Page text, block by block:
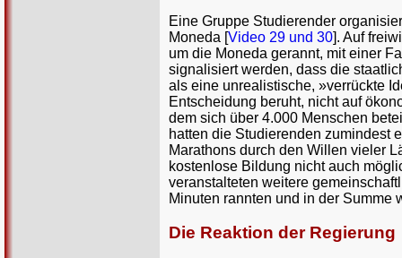
Eine Gruppe Studierender
Moneda [Video 29 und 30]. Auf
um die Moneda gerannt, mit einer
signalisiert werden, dass die
als eine unrealistische, »verrückte
Entscheidung beruht, nicht auf
dem sich über 4.000 Menschen
hatten die Studierenden zumindest
Marathons durch den Willen vieler
kostenlose Bildung nicht auch
veranstalteten weitere
Minuten rannten und in der Summe
Die Reaktion der Regierung